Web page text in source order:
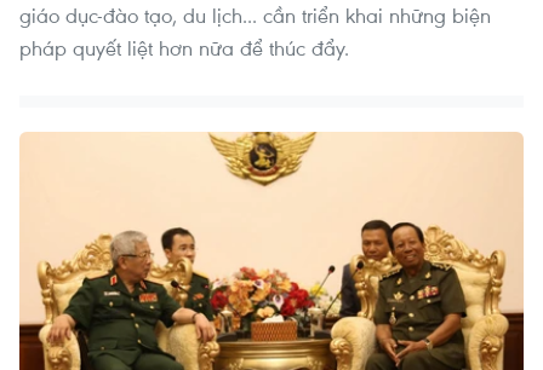
giáo dục-đào tạo, du lịch... cần triển khai những biện
pháp quyết liệt hơn nữa để thúc đẩy.